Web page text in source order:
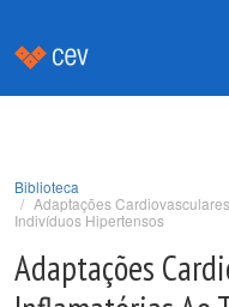
Biblioteca
Adaptações
Indivíduos Hipertensos
Adaptações